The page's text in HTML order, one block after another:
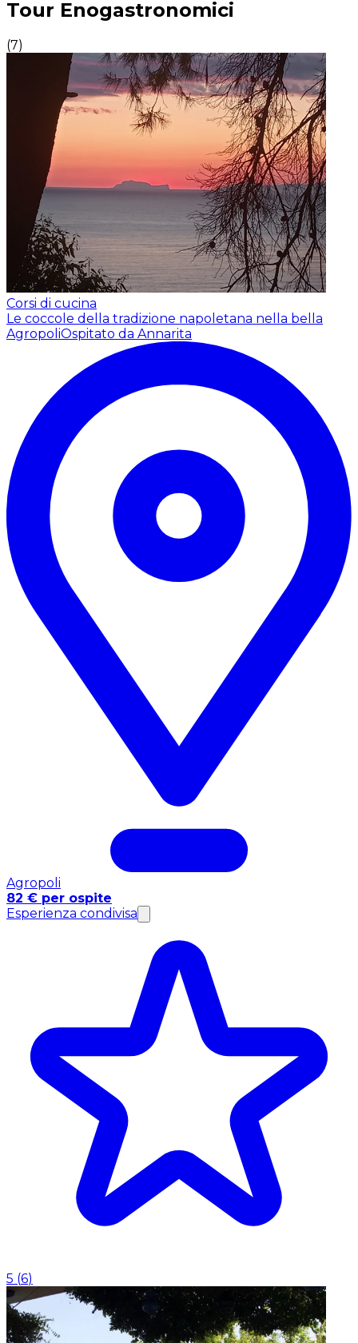
Tour Enogastronomici
(7)
Corsi di cucina
Le coccole della tradizione napoletana nella bella
AgropoliOspitato da Annarita
Agropoli
82 € per ospite
Esperienza condivisa
5 (6)